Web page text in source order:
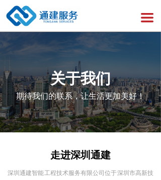
끀
深圳通建智能工程技术服务有限公司位于深圳市高新技
走进深圳通建
关于我们
期待我们的联系，让生活更加美好！